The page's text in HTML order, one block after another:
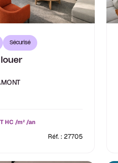
Sécurisé
louer
HC /m² /an
Réf. : 27705